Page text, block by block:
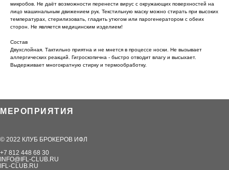
микробов. Не даёт возможности перенести вирус с окружающих поверхностей на
лицо машинальным движением рук. Текстильную маску можно стирать при высоких
температурах, стерилизовать, гладить утюгом или парогенератором с обеих
сторон. Не является медицинским изделием!
Состав
Двухслойная. Тактильно приятна и не мнется в процессе носки. Не вызывает
аллергических реакций. Гигроскопична - быстро отводит влагу и высыхает.
Выдерживает многократную стирку и термообработку.
МЕРОПРИЯТИЯ
© 2022 КЛУБ БРОКЕРОВ ИФЛ
+7 812 448 68 30
INFO@IFL-CLUB.RU
IFL-CLUB.RU